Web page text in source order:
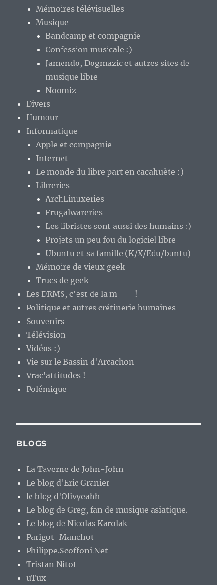
Mémoires télévisuelles
Musique
Bandcamp et compagnie
Confession musicale :)
Jamendo, Dogmazic et autres sites de
musique libre
Noomiz
Divers
Humour
Informatique
Apple et compagnie
Internet
Le monde du libre part en cacahuète :)
Libreries
ArchLinuxeries
Frugalwareries
Les libristes sont aussi des humains :)
Projets un peu fou du logiciel libre
Ubuntu et sa famille (K/X/Edu/buntu)
Mémoire de vieux geek
Trucs de geek
Les DRMS, c'est de la m—– !
Politique et autres crétinerie humaines
Souvenirs
Télévision
Vidéos :)
Vie sur le Bassin d'Arcachon
Vrac'attitudes !
Polémique
BLOGS
La Taverne de John-John
Le blog d'Eric Granier
le blog d'Olivyeahh
Le blog de Greg, fan de musique asiatique.
Le blog de Nicolas Karolak
Parigot-Manchot
Philippe.Scoffoni.Net
Tristan Nitot
uTux